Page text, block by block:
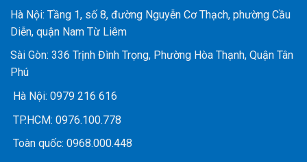
Hà Nội: Tầng 1, số 8, đường Nguyễn Cơ Thạch, phường Cầu
Diễn, quận Nam Từ Liêm
Sài Gòn: 336 Trịnh Đình Trọng, Phường Hòa Thạnh, Quận Tân
Phú
Hà Nội: 0979 216 616
TP.HCM: 0976.100.778
Toàn quốc: 0968.000.448